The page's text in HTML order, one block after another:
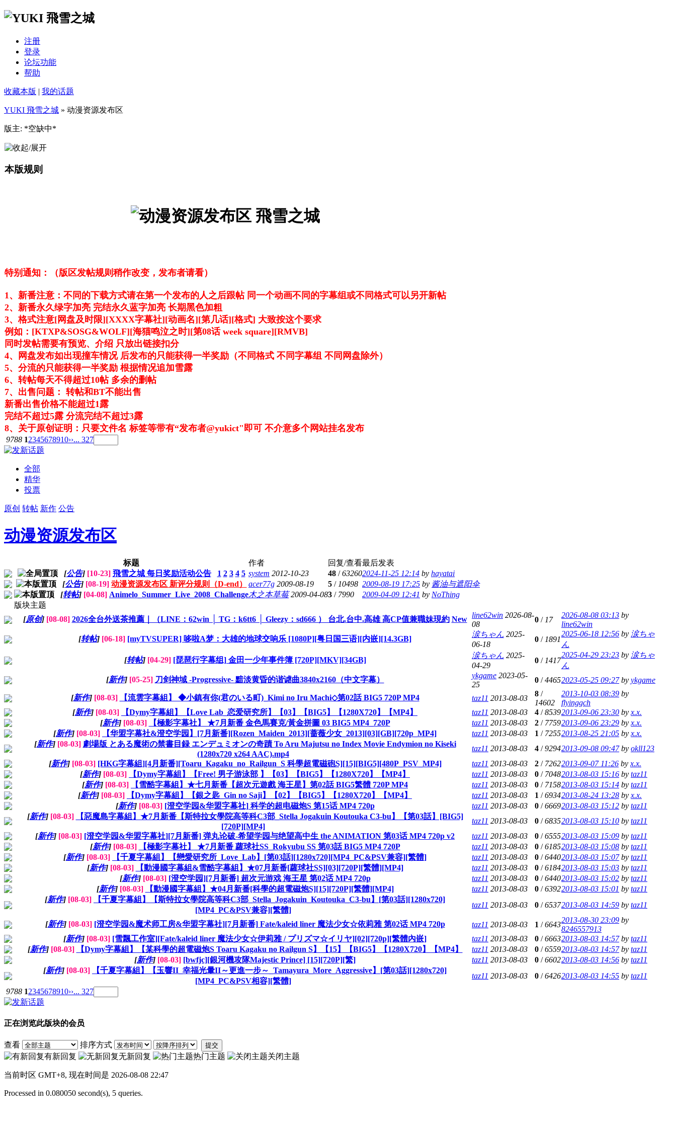
注册
登录
论坛功能
帮助
收藏本版 | 我的话题
YUKI 飛雪之城 » 动漫资源发布区
版主: *空缺中*
本版规则
特别通知：（版区发帖规则稍作改变，发布者请看）
1、新番注意：不同的下载方式请在第一个发布的人之后跟帖 同一个动画不同的字幕组或不同格式可以另开新帖
2、新番永久绿字加亮 完结永久蓝字加亮 长期黑色加粗
3、格式注意[网盘及时限][XXXX字幕社][动画名][第几话][格式] 大致按这个要求
例如：[KTXP&SOSG&WOLF][海猫鸣泣之时][第08话 week square][RMVB]
同时发帖需要有预览、介绍 只放出链接扣分
4、网盘发布如出现撞车情况 后发布的只能获得一半奖励（不同格式 不同字幕组 不同网盘除外）
5、分流的只能获得一半奖励 根据情况追加雪露
6、转帖每天不得超过10帖 多余的删帖
7、出售问题： 转帖和BT不能出售
新番出售价格不能超过1露
完结不超过5露 分流完结不超过3露
8、关于原创证明：只要文件名 标签等带有“发布者@yukict"即可 不介意多个网站挂名发布
9788 12345678910››... 327
全部
精华
投票
原创 转帖 新作 公告
动漫资源发布区
标题 作者 回复/查看最后发表
[公告] [10-23] 飛雪之城 每日奖励活动公告 1 2 3 4 5 system 2012-10-23 48 /632602024-11-25 12:14 by hayatai
[公告] [08-19] 动漫资源发布区 新评分规则（D-end） acer77g 2009-08-19 5 / 10498 2009-08-19 17:25 by 酱油与遮阳伞
[转帖] [04-08] Animelo_Summer_Live_2008_Challenge木之本草莓 2009-04-083 / 7990 2009-04-09 12:41 by NoThing
版块主题
[原创] [08-08] 2026全台外送茶推薦｜（LINE：62win │ TG：k6tt6 │ Gleezy：sd666 ） 台北.台中.高雄 高CP值兼職妹現約 New line62win 2026-08-
08
0 / 17
2026-08-08 03:13 by
line62win
[转帖] [06-18] [myTVSUPER] 哆啦A梦：大雄的地球交响乐 [1080P][粤日国三语][内嵌][14.3GB]
涙ちゃん 2025-
06-18
0 / 1891
2025-06-18 12:56 by 涙ちゃ
ん
[转帖] [04-29] [琵琶行字幕组] 金田一少年事件簿 [720P][MKV][34GB]
涙ちゃん 2025-
04-29
0 / 1417
2025-04-29 23:23 by 涙ちゃ
ん
[新作] [05-25] 刀剑神域 -Progressive- 黯淡黄昏的谐谑曲3840x2160（中文字幕） ykgame 2023-05-
25
0 /44652023-05-25 09:27 by ykgame
[新作] [08-03] 【流雲字幕組】 ◆小鎮有你(君のいる町)_Kimi no Iru Machi◇第02話 BIG5 720P MP4 taz11 2013-08-03
8 /
14602
2013-10-03 08:39 by
flyinggch
[新作] [08-03] 【Dymy字幕組】【Love Lab_恋爱研究所】【03】【BIG5】【1280X720】【MP4】 taz11 2013-08-03 4 /85392013-09-06 23:30 by x.x.
[新作] [08-03] 【極影字幕社】 ★7月新番 金色馬賽克/黃金拼圖 03 BIG5 MP4_720P taz11 2013-08-03 2 / 77592013-09-06 23:29 by x.x.
[新作] [08-03] 【华盟字幕社&澄空学园】[7月新番][Rozen_Maiden_2013][蔷薇少女_2013][03][GB][720p_MP4] taz11 2013-08-03 1 / 72552013-08-25 21:05 by x.x.
[新作] [08-03] 劇場版 とある魔術の禁書目録 エンデュミオンの奇蹟 To Aru Majutsu no Index Movie Endymion no Kiseki
(1280x720 x264 AAC).mp4
taz11 2013-08-03 4 /92942013-09-08 09:47 by okll123
[新作] [08-03] [HKG字幕組][4月新番][Toaru_Kagaku_no_Railgun_S 科學超電磁砲S][15][BIG5][480P_PSV_MP4] taz11 2013-08-03 2 / 72622013-09-07 11:26 by x.x.
[新作] [08-03] 【Dymy字幕組】【Free! 男子游泳部 】【03】【BIG5】【1280X720】【MP4】 taz11 2013-08-03 0 / 70482013-08-03 15:16 by taz11
[新作] [08-03] 【雪酷字幕組】★七月新番【超次元遊戲 海王星】第02話 BIG5繁體 720P MP4 taz11 2013-08-03 0 / 71582013-08-03 15:14 by taz11
[新作] [08-03] 【Dymy字幕組】【銀之匙_Gin no Saji】【02】【BIG5】【1280X720】【MP4】 taz11 2013-08-03 1 /69342013-08-24 13:28 by x.x.
[新作] [08-03] [澄空学园&华盟字幕社] 科学的超电磁炮S 第15话 MP4 720p taz11 2013-08-03 0 /66692013-08-03 15:12 by taz11
[新作] [08-03]
【惡魔島字幕組】★7月新番【斯特拉女學院高等科C3部_Stella Jogakuin Koutouka C3-bu】【第03話】[BIG5]
[720P][MP4]
taz11 2013-08-03 0 /68352013-08-03 15:10 by taz11
[新作] [08-03] [澄空学园&华盟字幕社][7月新番] 弹丸论破-希望学园与绝望高中生 the ANIMATION 第03话 MP4 720p v2 taz11 2013-08-03 0 /65552013-08-03 15:09 by taz11
[新作] [08-03] 【極影字幕社】 ★7月新番 蘿球社SS_Rokyubu SS 第03話 BIG5 MP4 720P taz11 2013-08-03 0 /61852013-08-03 15:08 by taz11
[新作] [08-03] 【千夏字幕組】【戀愛研究所_Love_Lab】[第03話][1280x720][MP4_PC&PSV兼容][繁體] taz11 2013-08-03 0 /64402013-08-03 15:07 by taz11
[新作] [08-03] 【動漫國字幕組&雪酷字幕組】★07月新番[蘿球社SS][03][720P][繁體][MP4] taz11 2013-08-03 0 /61842013-08-03 15:03 by taz11
[新作] [08-03] [澄空学园][7月新番] 超次元游戏 海王星 第02话 MP4 720p taz11 2013-08-03 0 /64402013-08-03 15:02 by taz11
[新作] [08-03] 【動漫國字幕組】★04月新番[科學的超電磁炮S][15][720P][繁體][MP4] taz11 2013-08-03 0 /63922013-08-03 15:01 by taz11
[新作] [08-03]
【千夏字幕組】【斯特拉女學院高等科C3部_Stella_Jogakuin_Koutouka_C3-bu】[第03話][1280x720]
[MP4_PC&PSV兼容][繁體]
taz11 2013-08-03 0 /65372013-08-03 14:59 by taz11
[新作] [08-03] [澄空学园&魔术师工房&华盟字幕社][7月新番] Fate/kaleid liner 魔法少女☆依莉雅 第02话 MP4 720p taz11 2013-08-03 1 /6643
2013-08-30 23:09 by
8246557913
[新作] [08-03] [雪飄工作室][Fate/kaleid liner 魔法少女☆伊莉雅 / プリズマ☆イリヤ][02][720p][繁體內嵌] taz11 2013-08-03 0 /66632013-08-03 14:57 by taz11
[新作] [08-03] 【Dymy字幕組】【某科學的超電磁炮S Toaru Kagaku no Railgun S】【15】【BIG5】【1280X720】【MP4】 taz11 2013-08-03 0 /65592013-08-03 14:57 by taz11
[新作] [08-03] [bwfjc][銀河機攻隊Majestic Prince] [15][720P][繁] taz11 2013-08-03 0 /66022013-08-03 14:56 by taz11
[新作] [08-03]
【千夏字幕組】【玉響II_幸福光暈II～更進一步～_Tamayura_More_Aggressive】[第03話][1280x720]
[MP4_PC&PSV相容][繁體]
taz11 2013-08-03 0 /64262013-08-03 14:55 by taz11
9788 12345678910››... 327
正在浏览此版块的会员
查看 排序方式 提交
有新回复 无新回复 热门主题 关闭主题
当前时区 GMT+8, 现在时间是 2026-08-08 22:47
Processed in 0.080050 second(s), 5 queries.